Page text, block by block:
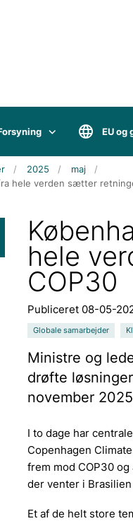
EU og
2025
maj
hele verden sætter
hele
COP30
Publiceret 08-05-
Globale samarbejder
Ministre og
drøfte
november
I to dage har
Copenhagen
frem mod COP30
der venter i
Et af de helt store